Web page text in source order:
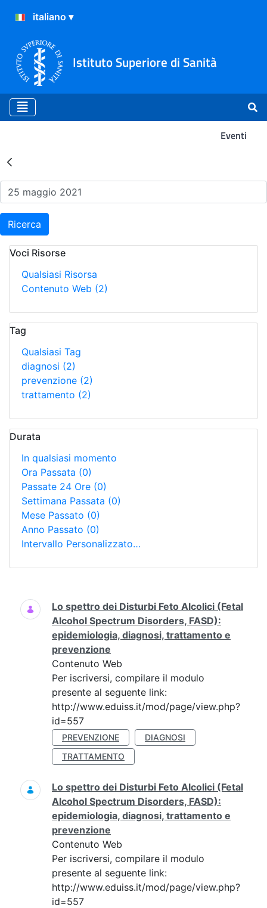
Istituto Superiore di Sanità
Eventi
Risultati della Ricerca -
Ricerca
Voci Risorse
Qualsiasi Risorsa
Contenuto Web (2)
Tag
Qualsiasi Tag
diagnosi (2)
prevenzione (2)
trattamento (2)
Durata
In qualsiasi momento
Ora Passata (0)
Passate 24 Ore (0)
Settimana Passata (0)
Mese Passato (0)
Anno Passato (0)
Intervallo Personalizzato…
Ricerca
Lo spettro dei Disturbi Feto Alcolici (Fetal
Alcohol Spectrum Disorders, FASD):
epidemiologia, diagnosi, trattamento e
prevenzione
Contenuto Web
Per iscriversi, compilare il modulo
presente al seguente link:
http://www.eduiss.it/mod/page/view.php?
id=557
PREVENZIONE
DIAGNOSI
TRATTAMENTO
Lo spettro dei Disturbi Feto Alcolici (Fetal
Alcohol Spectrum Disorders, FASD):
epidemiologia, diagnosi, trattamento e
prevenzione
Contenuto Web
Per iscriversi, compilare il modulo
presente al seguente link:
http://www.eduiss.it/mod/page/view.php?
id=557